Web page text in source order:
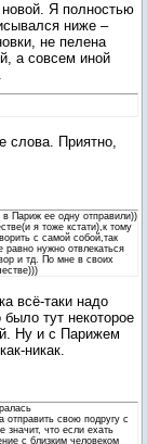
Я полностью
ниже –
не пелена
а совсем иной
слова. Приятно,
в Париж ее одну отправили))
я тоже кстати),к тому
с самой собой,так
равно нужно отвлекаться
и тд. По мне в своих
всё-таки надо
тут некоторое
Ну и с Парижем
никак.
отправить свою подругу с
значит, что если ехать
с близким человеком